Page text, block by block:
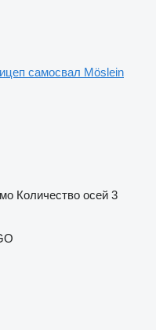
самосвал Möslein
Количество осей 3